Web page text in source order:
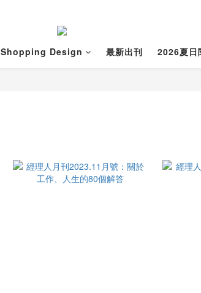
Shopping Design 最新出刊 2026夏日